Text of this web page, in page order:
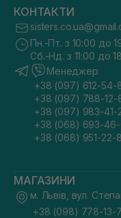
КОНТАКТИ
Пн.-Пт. з 10:00 до
Сб.-Нд. з 11:00 до
Менеджер
+38 (097) 612-54-
+38 (097) 788-12-
+38 (097) 983-41-
+38 (068) 693-
+38 (068) 951-22-
МАГАЗИНИ
м. Львів, вул.
+38 (098) 778-13-